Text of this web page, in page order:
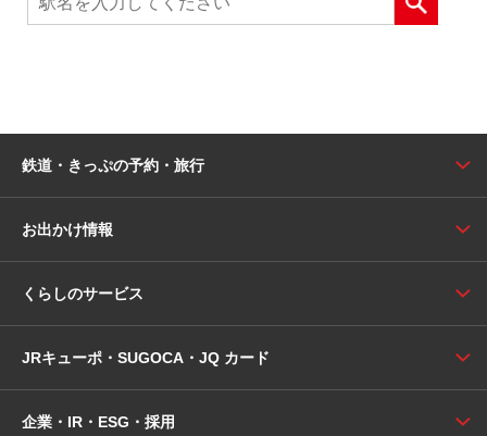
鉄道・きっぷの予約・旅行
お出かけ情報
くらしのサービス
JRキューポ・SUGOCA・JQ カード
企業・IR・ESG・採用